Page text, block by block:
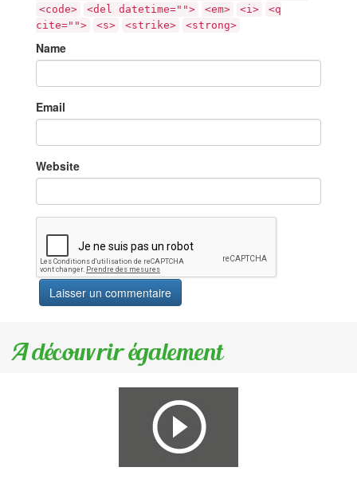
<code>
<del datetime=""> <em> <i>
<q
cite="">
<s> <strike> <strong>
Name
Email
Website
A découvrir également